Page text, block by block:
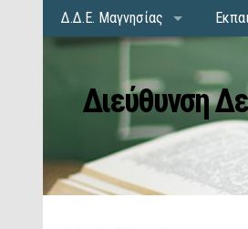
Δ.Δ.Ε. Μαγνησίας
Διεύθυνση